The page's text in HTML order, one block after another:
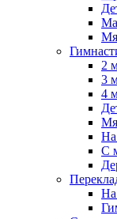
2
3
4
На
С
На